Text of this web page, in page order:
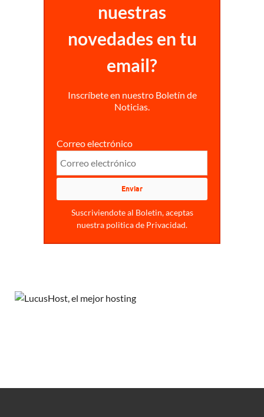
nuestras
novedades en tu
email?
Inscríbete en nuestro Boletín de
Noticias.
Correo electrónico
Suscriviendote al Boletin, aceptas
nuestra politica de Privacidad.